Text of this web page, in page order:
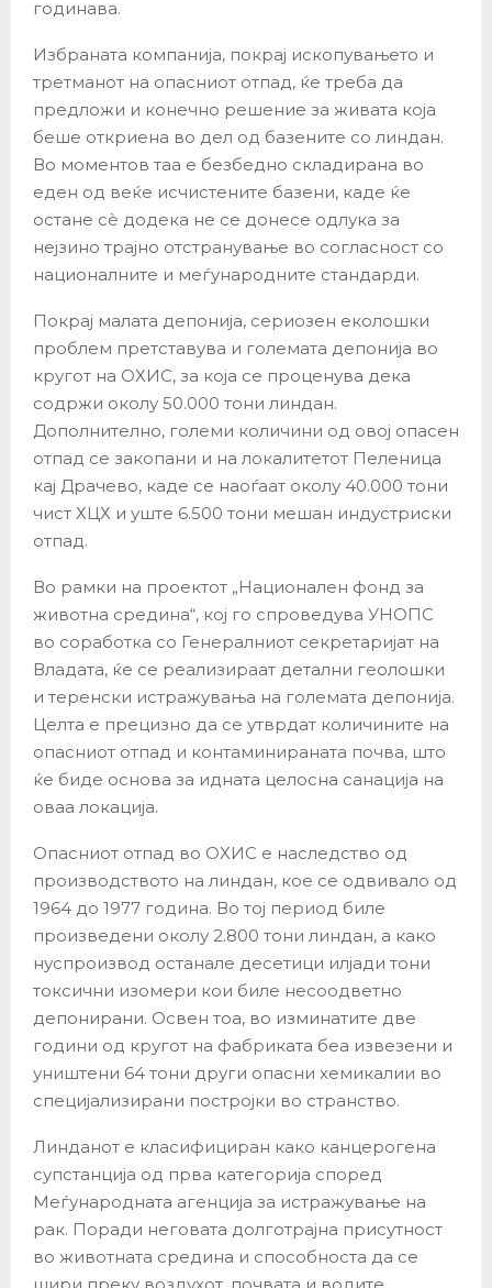
годинава.
Избраната компанија, покрај ископувањето и
третманот на опасниот отпад, ќе треба да
предложи и конечно решение за живата која
беше откриена во дел од базените со линдан.
Во моментов таа е безбедно складирана во
еден од веќе исчистените базени, каде ќе
остане сè додека не се донесе одлука за
нејзино трајно отстранување во согласност со
националните и меѓународните стандарди.
Покрај малата депонија, сериозен еколошки
проблем претставува и големата депонија во
кругот на ОХИС, за која се проценува дека
содржи околу 50.000 тони линдан.
Дополнително, големи количини од овој опасен
отпад се закопани и на локалитетот Пеленица
кај Драчево, каде се наоѓаат околу 40.000 тони
чист ХЦХ и уште 6.500 тони мешан индустриски
отпад.
Во рамки на проектот „Национален фонд за
животна средина“, кој го спроведува УНОПС
во соработка со Генералниот секретаријат на
Владата, ќе се реализираат детални геолошки
и теренски истражувања на големата депонија.
Целта е прецизно да се утврдат количините на
опасниот отпад и контаминираната почва, што
ќе биде основа за идната целосна санација на
оваа локација.
Опасниот отпад во ОХИС е наследство од
производството на линдан, кое се одвивало од
1964 до 1977 година. Во тој период биле
произведени околу 2.800 тони линдан, а како
нуспроизвод останале десетици илјади тони
токсични изомери кои биле несоодветно
депонирани. Освен тоа, во изминатите две
години од кругот на фабриката беа извезени и
уништени 64 тони други опасни хемикалии во
специјализирани постројки во странство.
Линданот е класифициран како канцерогена
супстанција од прва категорија според
Меѓународната агенција за истражување на
рак. Поради неговата долготрајна присутност
во животната средина и способноста да се